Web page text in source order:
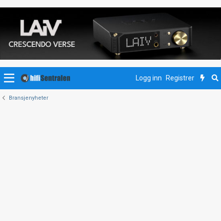
Logg inn Registrer
Bransjenyheter